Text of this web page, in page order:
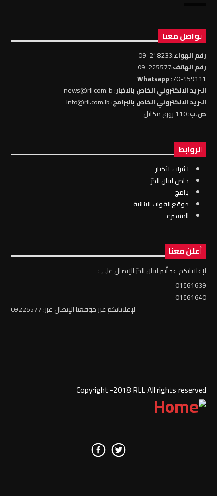
تواصل معنا
رقم الهواء:218233-09
رقم الهاتف:225577-09
70-959111
: Whatsapp
البريد الالكتروني الخاص بالاخبار: news@rll.com.lb
البريد الالكتروني الخاص بالبرامج: info@rll.com.lb
ص.ب: 110 زوق مكايل
الروابط
نشرات الأخبار
خاص لبنان الحرّ
برامج
موقع القوات البنانية
المسيرة
أعلن معنا
لإعلاناتكم عبر أثير لبنان الحرّ الإتصال على :
01561639
01561640
لإعلاناتكم عبر موقعنا الإتصال عبر: 09225577
Copyright -2018 RLL All rights reserved